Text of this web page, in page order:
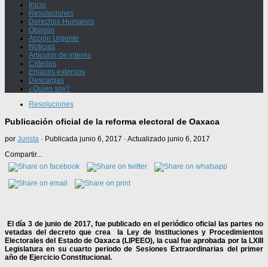
Inicio
Resoluciones
Derechos Humanos
Opinión
Acción Urgente
Noticias
Artículos de interés
Criterios
Enlaces externos
Descargas
¿Quien soy?
Resoluciones
Publicación oficial de la reforma electoral de Oaxaca
por Jurista · Publicada junio 6, 2017 · Actualizado junio 6, 2017
Compartir...
El día 3 de junio de 2017, fue publicado en el periódico oficial las partes no
vetadas del decreto que crea la Ley de Instituciones y Procedimientos
Electorales del Estado de Oaxaca (LIPEEO), la cual fue aprobada por la LXIII
Legislatura en su cuarto periodo de Sesiones Extraordinarias del primer
año de Ejercicio Constitucional.